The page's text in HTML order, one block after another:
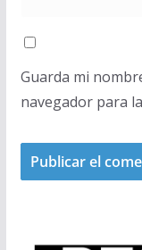
Guarda mi
navegador para